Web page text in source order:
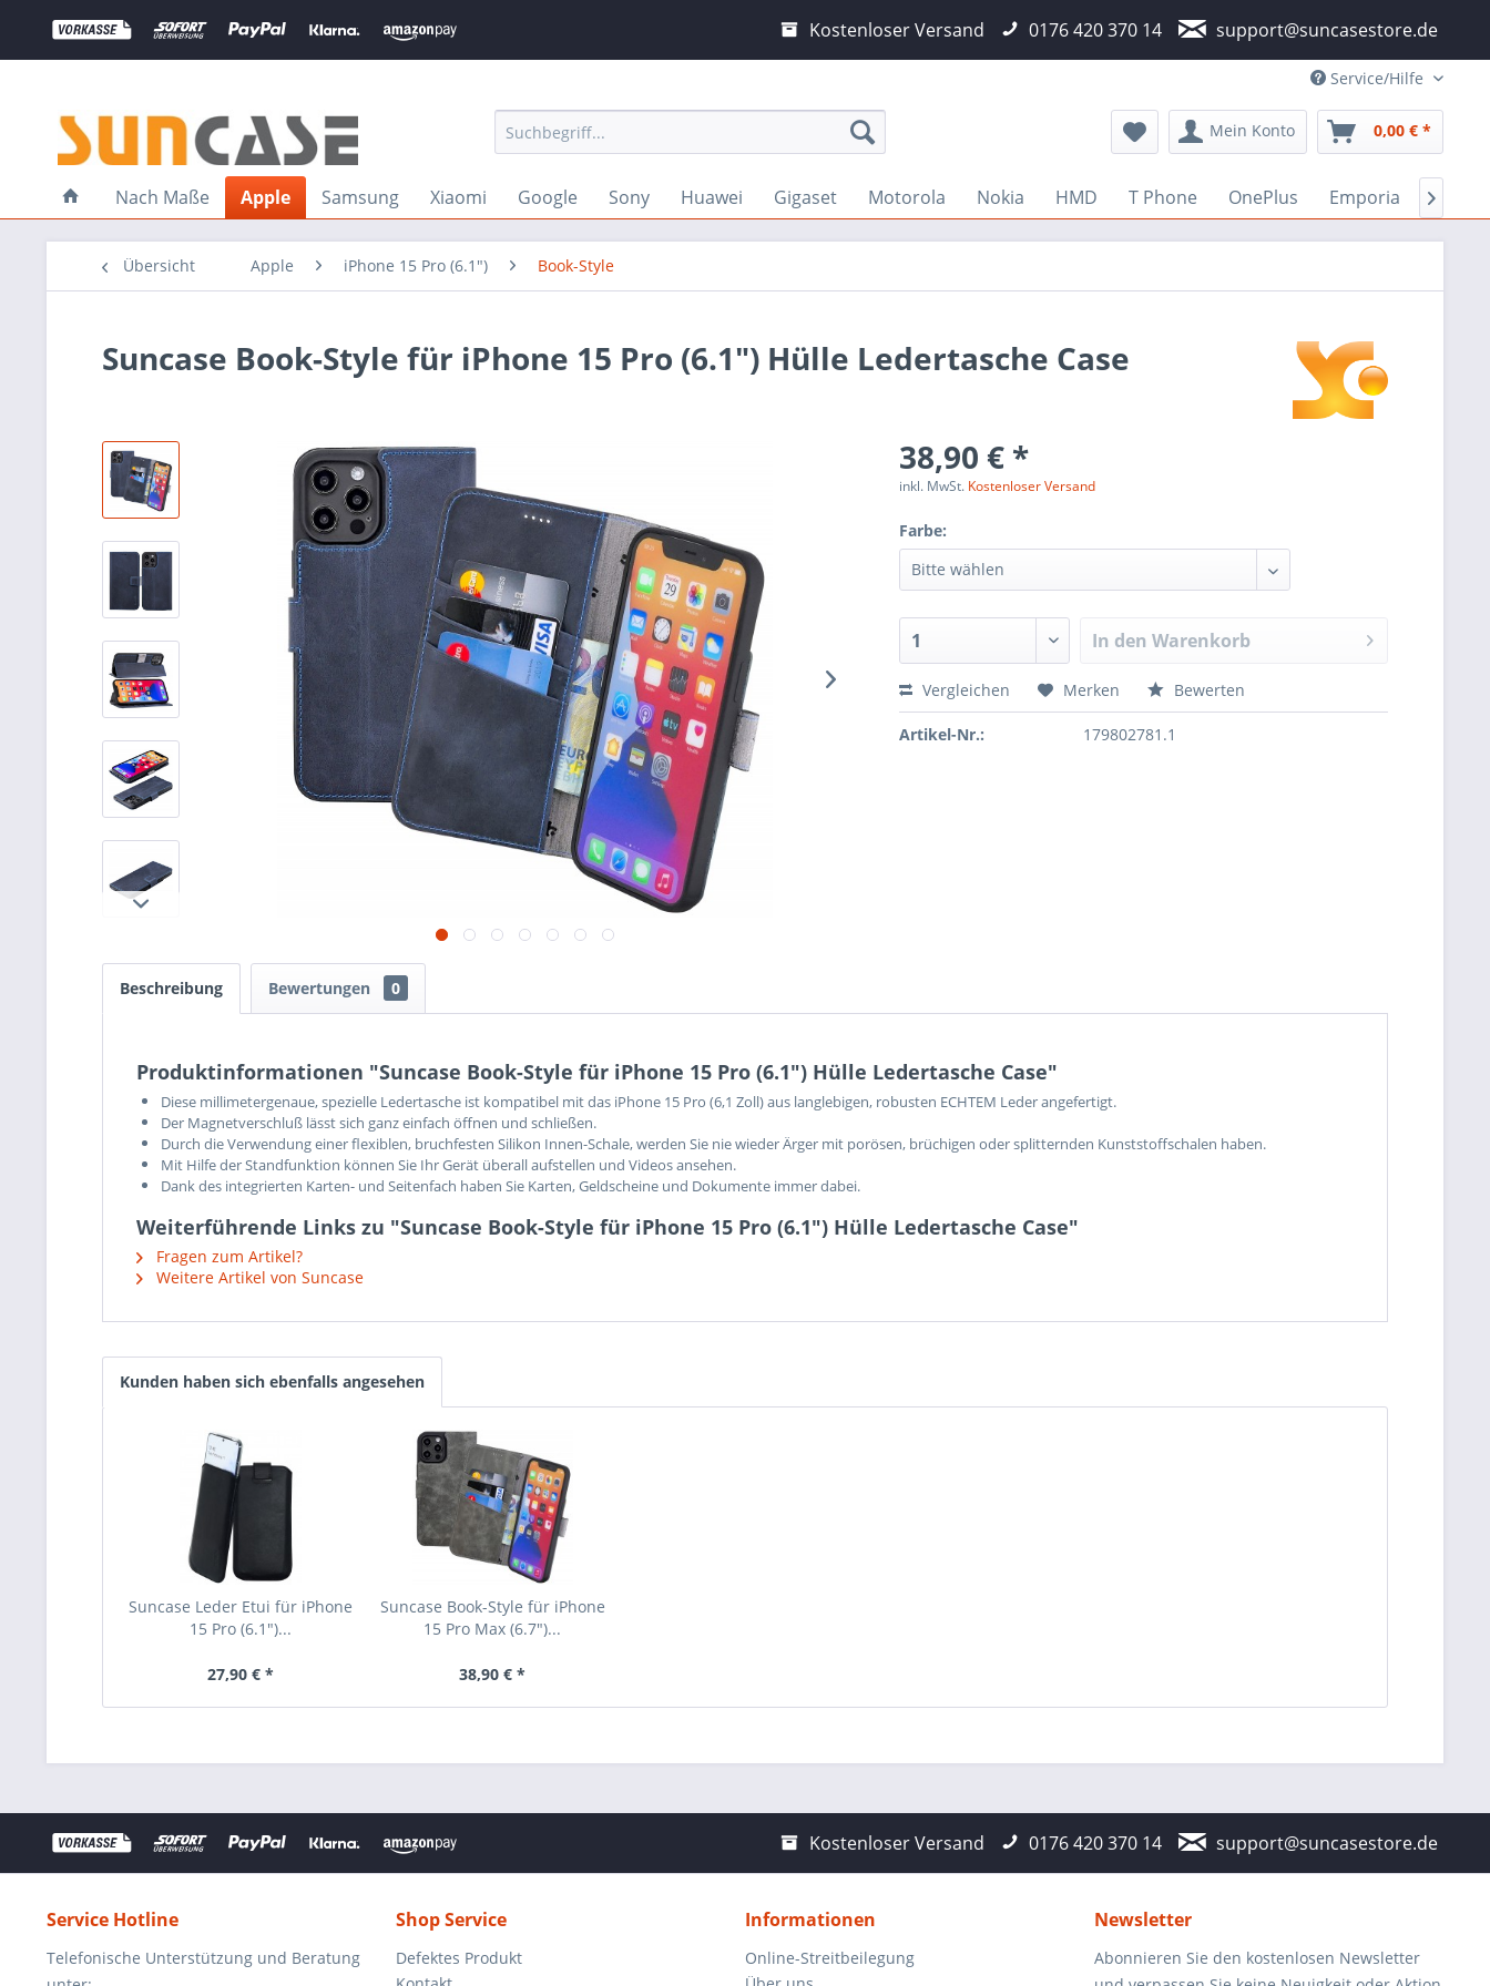
Kostenloser Versand 0176 420 370 14 support@suncasestore.de
Service/Hilfe
Mein Konto 0,00 € *
Nach Maße Apple Samsung Xiaomi Google Sony Huawei Gigaset Motorola Nokia HMD T Phone OnePlus Emporia 
Übersicht Apple iPhone 15 Pro (6.1") Book-Style
Suncase Book-Style für iPhone 15 Pro (6.1") Hülle Ledertasche Case
38,90 € *
inkl. MwSt. Kostenloser Versand
Farbe:
In den Warenkorb
Vergleichen Merken Bewerten
Artikel-Nr.: 179802781.1
Beschreibung Bewertungen 0
Produktinformationen "Suncase Book-Style für iPhone 15 Pro (6.1") Hülle Ledertasche Case"
Diese millimetergenaue, spezielle Ledertasche ist kompatibel mit das iPhone 15 Pro (6,1 Zoll)aus langlebigen, robusten ECHTEM Leder angefertigt.
Der Magnetverschluß lässt sich ganz einfach öffnen und schließen.
Durch die Verwendung einer flexiblen, bruchfesten Silikon Innen-Schale, werden Sie nie wieder Ärger mit porösen, brüchigen oder splitternden Kunststoffschalen haben.
Mit Hilfe der Standfunktion können Sie Ihr Gerät überall aufstellen und Videos ansehen.
Dank des integrierten Karten- und Seitenfach haben Sie Karten, Geldscheine und Dokumente immer dabei.
Weiterführende Links zu "Suncase Book-Style für iPhone 15 Pro (6.1") Hülle Ledertasche Case"
Fragen zum Artikel?
Weitere Artikel von Suncase
Kunden haben sich ebenfalls angesehen
Suncase Leder Etui für iPhone
15 Pro (6.1")...
27,90 € *
Suncase Book-Style für iPhone
15 Pro Max (6.7")...
38,90 € *
Kostenloser Versand 0176 420 370 14 support@suncasestore.de
Service Hotline
Telefonische Unterstützung und Beratung
Shop Service
Defektes Produkt
Informationen
Online-Streitbeilegung
Newsletter
Abonnieren Sie den kostenlosen Newsletter